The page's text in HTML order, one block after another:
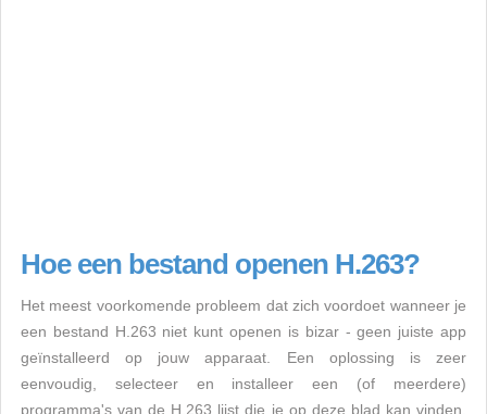
Hoe een bestand openen H.263?
Het meest voorkomende probleem dat zich voordoet wanneer je
een bestand H.263 niet kunt openen is bizar - geen juiste app
geïnstalleerd op jouw apparaat. Een oplossing is zeer
eenvoudig, selecteer en installeer een (of meerdere)
programma's van de H.263 lijst die je op deze blad kan vinden.